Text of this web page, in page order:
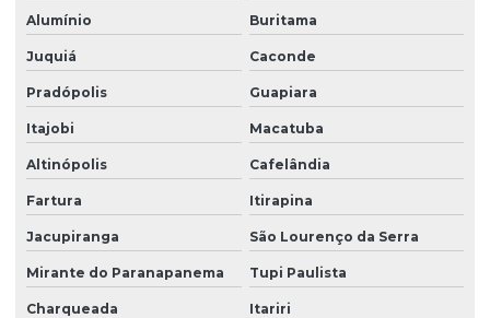
Terceirização de limpeza empresarial
Terceirização de zeladoria
Terceirizada de limpeza
Torre de monitoramento
Zelador terceirizado
Zeladoria condominial
Alumínio Buritama
Juquiá Caconde
Pradópolis Guapiara
Itajobi Macatuba
Altinópolis Cafelândia
Fartura Itirapina
Jacupiranga São Lourenço da Serra
Mirante do Paranapanema Tupi Paulista
Charqueada Itariri